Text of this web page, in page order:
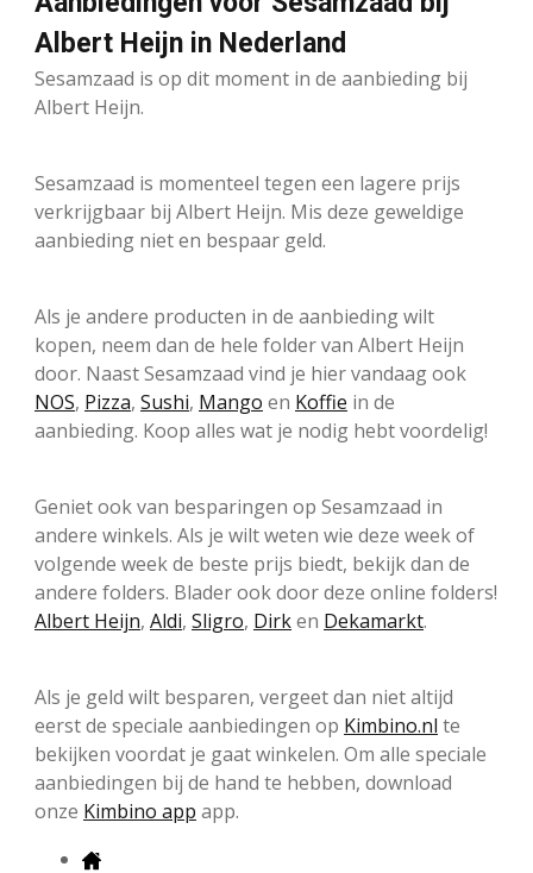
Albert Heijn in Nederland
Sesamzaad is op dit moment in de aanbieding bij
Albert Heijn.
Sesamzaad is momenteel tegen een lagere prijs
verkrijgbaar bij Albert Heijn. Mis deze geweldige
aanbieding niet en bespaar geld.
Als je andere producten in de aanbieding wilt
kopen, neem dan de hele folder van Albert Heijn
door. Naast Sesamzaad vind je hier vandaag ook
NOS, Pizza, Sushi, Mango en Koffie in de
aanbieding. Koop alles wat je nodig hebt voordelig!
Geniet ook van besparingen op Sesamzaad in
andere winkels. Als je wilt weten wie deze week of
volgende week de beste prijs biedt, bekijk dan de
andere folders. Blader ook door deze online folders!
Albert Heijn, Aldi, Sligro, Dirken Dekamarkt.
Als je geld wilt besparen, vergeet dan niet altijd
eerst de speciale aanbiedingen op Kimbino.nl te
bekijken voordat je gaat winkelen. Om alle speciale
aanbiedingen bij de hand te hebben, download
onze Kimbino app app.